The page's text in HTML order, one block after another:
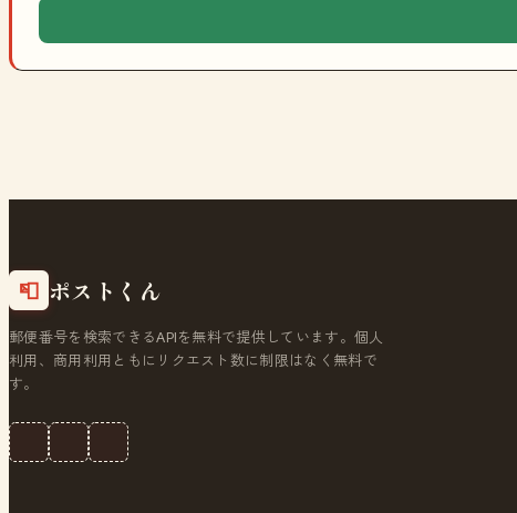
📮 ポストくん
郵便番号を検索できるAPIを無料で提供しています。個人
利用、商用利用ともにリクエスト数に制限はなく無料で
す。